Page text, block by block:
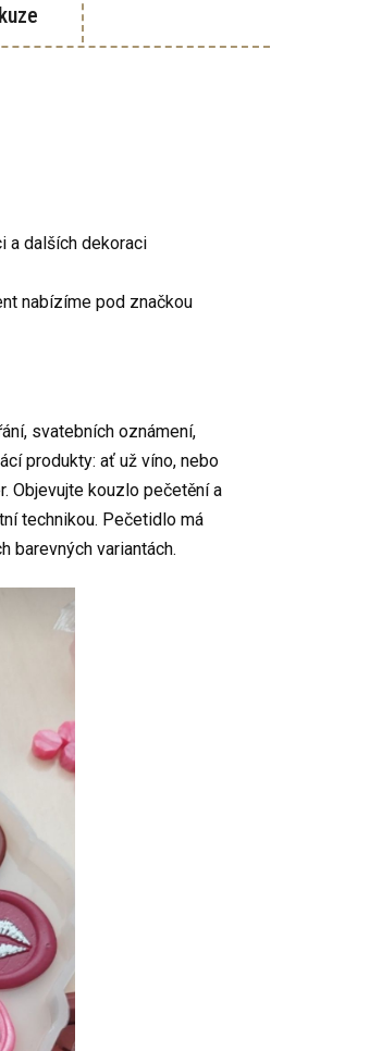
a dalších dekoraci
nabízíme pod značkou
svatebních oznámení,
produkty: ať už víno, nebo
Objevujte kouzlo pečetění a
technikou. Pečetidlo má
barevných variantách.